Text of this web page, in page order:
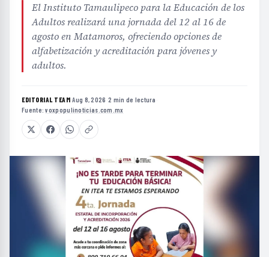
El Instituto Tamaulipeco para la Educación de los
Adultos realizará una jornada del 12 al 16 de
agosto en Matamoros, ofreciendo opciones de
alfabetización y acreditación para jóvenes y
adultos.
EDITORIAL TEAM·Aug 8, 2026 ·2 min de lectura ·
Fuente:voxpopulinoticias.com.mx